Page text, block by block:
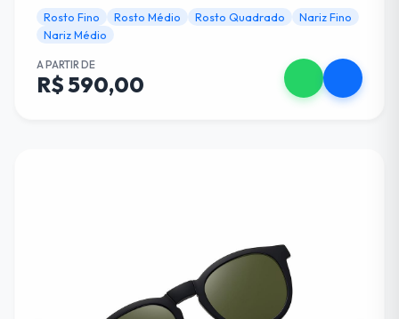
Rosto Fino
Rosto Médio Rosto Quadrado
Nariz Fino
Nariz Médio
A PARTIR DE
R$ 590,00